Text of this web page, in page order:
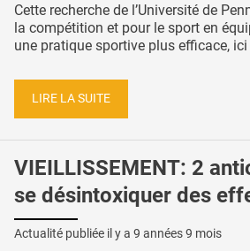
Cette recherche de l’Université de
la compétition et pour le sport en
une pratique sportive plus efficace, ici
LIRE LA SUITE
VIEILLISSEMENT: 2
se désintoxiquer des
Actualité publiée il y a 9 années 9 mois